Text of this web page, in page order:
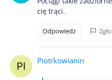
cię trąci.
Odpowiedz
Piotrkowianin